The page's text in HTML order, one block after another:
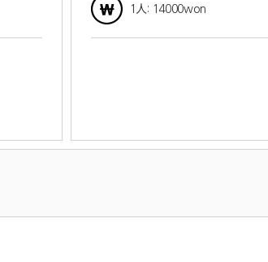
1人: 14000won